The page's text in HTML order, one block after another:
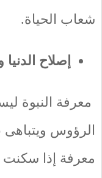
شعاب الحياة.
إصلاح
معرفة النبوة
الرؤوس
معرفة إذا سكنت